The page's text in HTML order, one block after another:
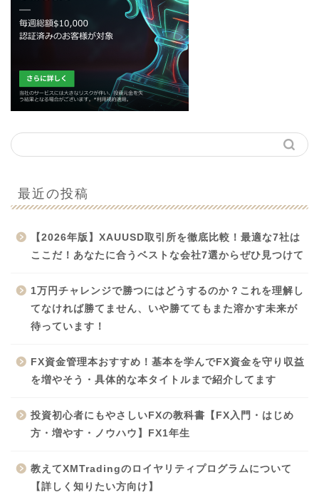
最近の投稿
【2026年版】XAUUSD取引所を徹底比較！最適な7社は
ここだ！あなたに合うベストな会社7選からぜひ見つけて
1万円チャレンジで勝つにはどうするのか？これを理解し
てなければ勝てません、いや勝ててもまた溶かす未来が
待っています！
FX資金管理本おすすめ！基本を学んでFX資金を守り収益
を増やそう・具体的な本タイトルまで紹介してます
投資初心者にもやさしいFXの教科書【FX入門・はじめ
方・増やす・ノウハウ】FX1年生
教えてXMTradingのロイヤリティプログラムについて
【詳しく知りたい方向け】